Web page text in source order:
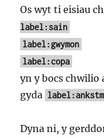
Os wyt ti eisiau
label:sain
label:gwymon
label:copa
yn y bocs chwilio
gyda
Dyna ni, y